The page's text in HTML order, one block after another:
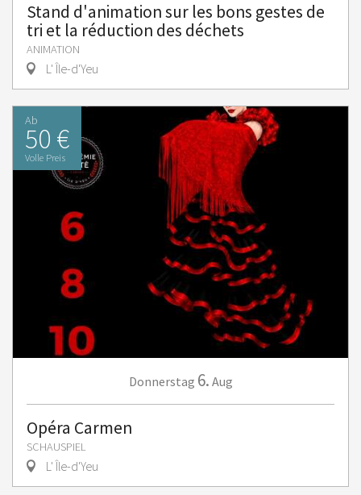
Stand d'animation sur les bons gestes de
tri et la réduction des déchets
ANIMATION
L' Île-d'Yeu
Ab
50 €
Volle Preis
Donnerstag 6. Aug
Opéra Carmen
SCHAUSPIEL
L' Île-d'Yeu